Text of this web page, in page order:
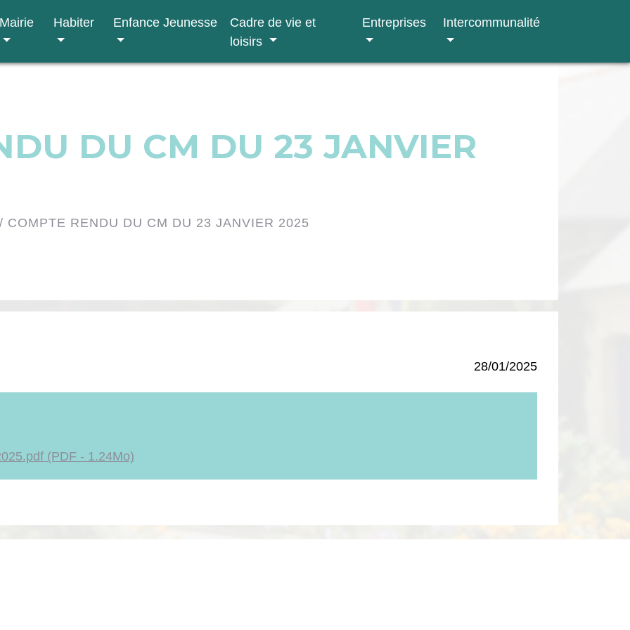
Mairie Habiter Enfance Jeunesse
Cadre de vie et
loisirs
Entreprises Intercommunalité
DU CM DU 23 JANVIER
/ COMPTE RENDU DU CM DU 23 JANVIER 2025
28/01/2025
(PDF - 1.24Mo)